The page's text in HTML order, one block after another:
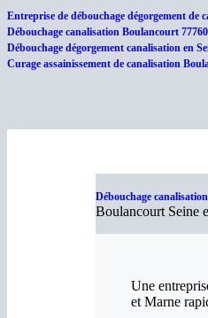
Entreprise de débouchage dégorgement de
Débouchage canalisation Boulancourt
Débouchage dégorgement canalisation en
Curage assainissement de canalisation
Débouchage
Boulancourt Seine
Une
et Marne